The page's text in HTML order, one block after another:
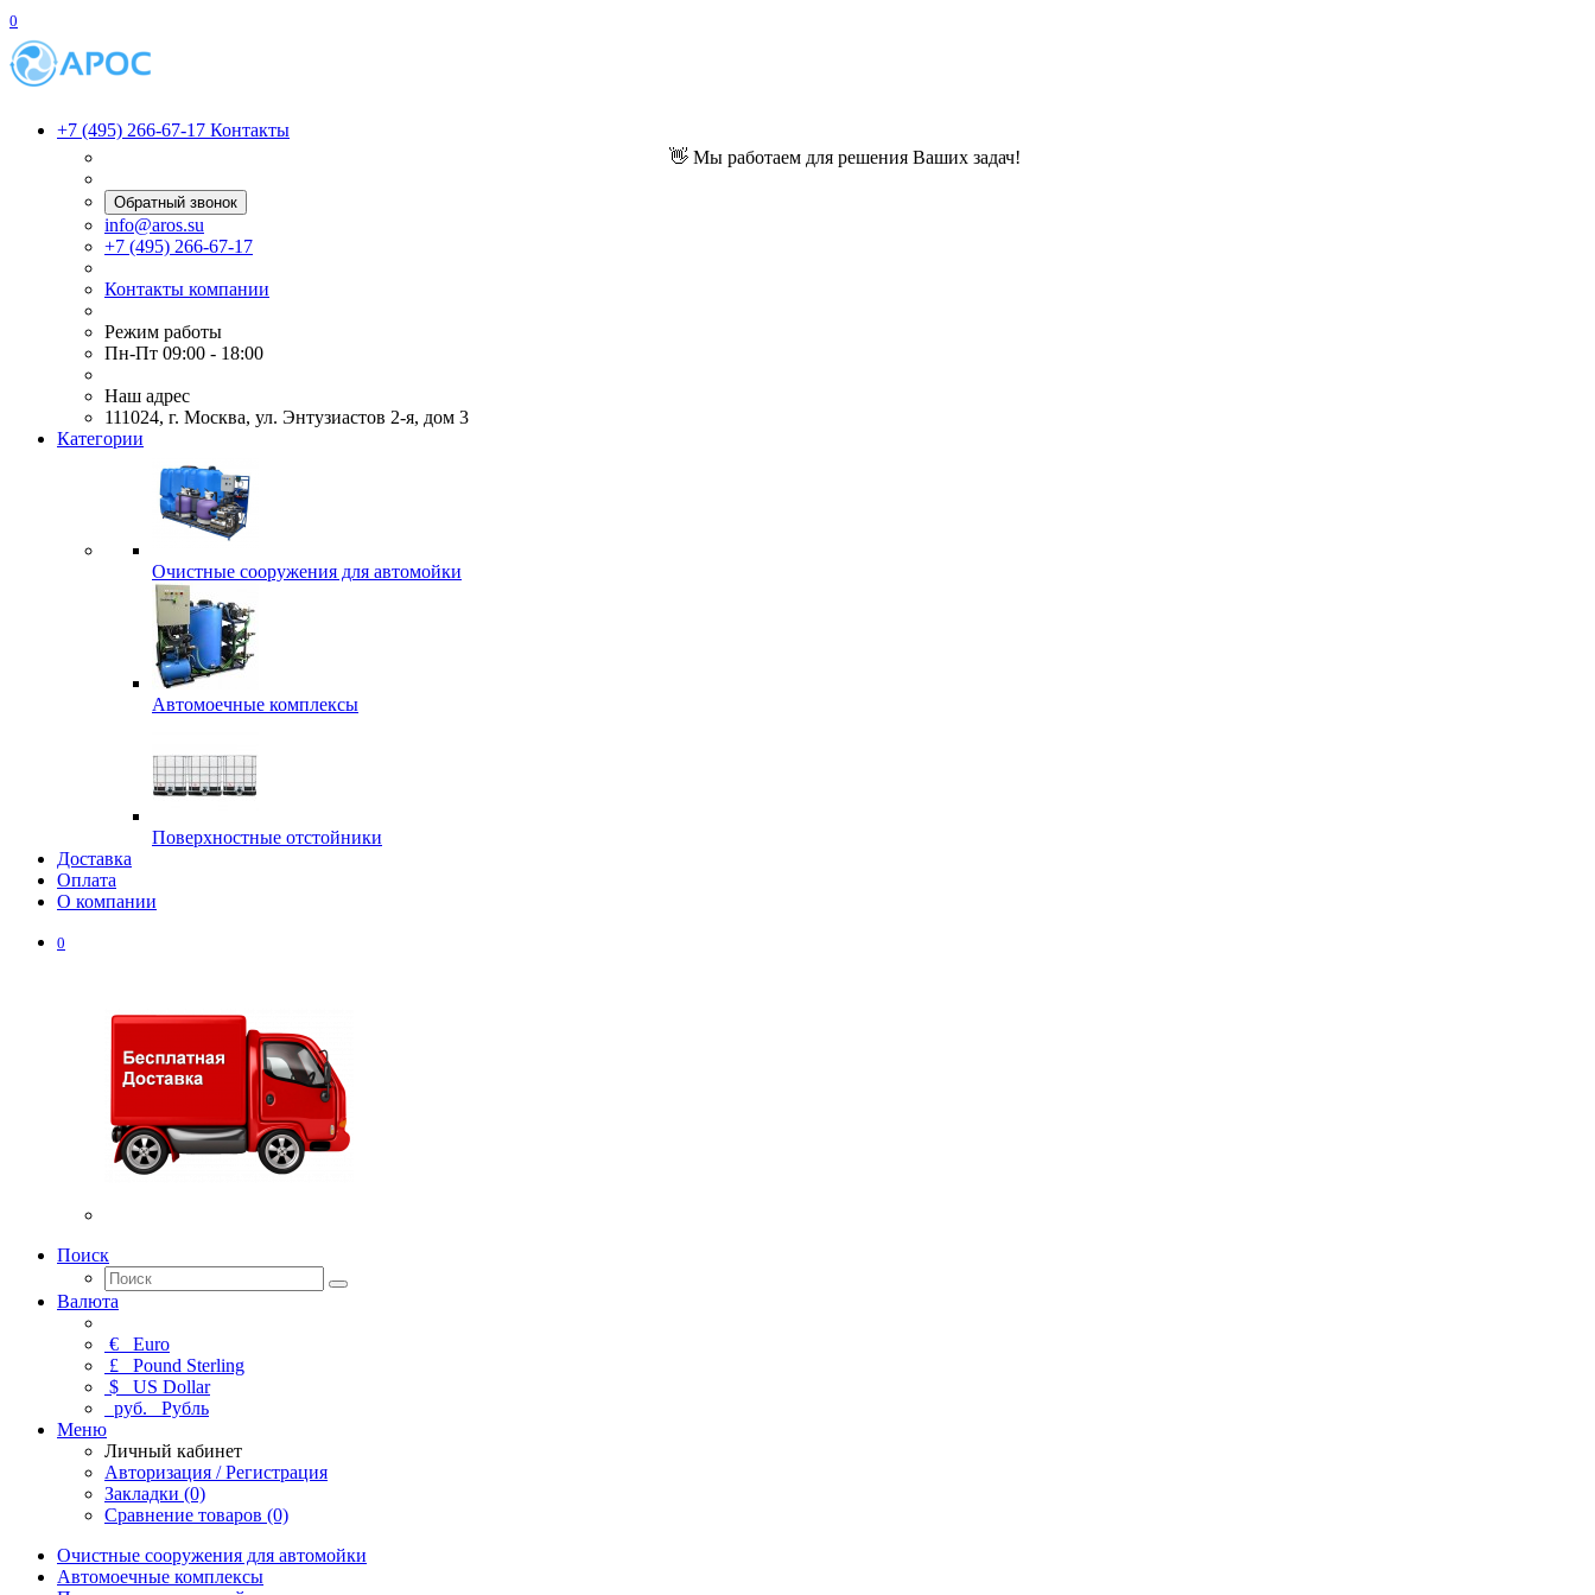
0
+7 (495) 266-67-17 Контакты
👋 Мы работаем для решения Ваших задач!
Обратный звонок
info@aros.su
+7 (495) 266-67-17
Контакты компании
Режим работы
Пн-Пт 09:00 - 18:00
Наш адрес
111024, г. Москва, ул. Энтузиастов 2-я, дом 3
Категории
Очистные сооружения для автомойки
Автомоечные комплексы
Поверхностные отстойники
Доставка
Оплата
О компании
0
Поиск
Валюта
€ Euro
£ Pound Sterling
$ US Dollar
руб. Рубль
Меню
Личный кабинет
Авторизация / Регистрация
Закладки (0)
Сравнение товаров (0)
Очистные сооружения для автомойки
Автомоечные комплексы